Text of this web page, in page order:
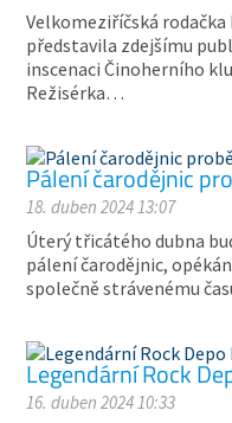
Velkomeziříčská rodačka
představila zdejšímu
inscenaci Činoherního
Režisérka…
Pálení čarodějnic
18. duben 2024 13:07
Úterý třicátého dubna
pálení čarodějnic,
společně strávenému
Legendární Rock
16. duben 2024 10:33